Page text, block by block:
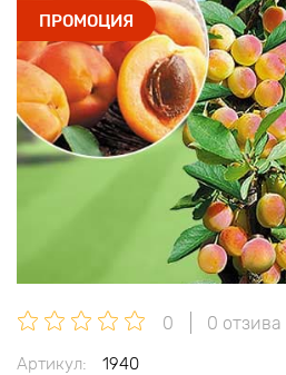
ПРОМОЦИЯ
0 0 отзива
Артикул:
1940